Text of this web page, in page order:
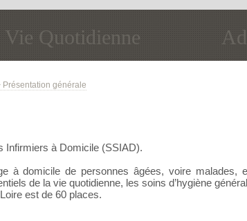
Vie Quotidienne
Présentation générale
Infirmiers à Domicile (SSIAD).
à domicile de personnes âgées, voire malades,
de la vie quotidienne, les soins d’hygiène
est de 60 places.